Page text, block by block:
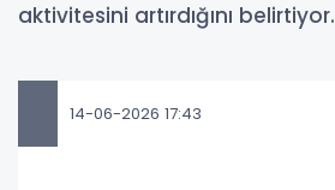
aktivitesini artırdığını belirtiyor.
14-06-2026 17:43